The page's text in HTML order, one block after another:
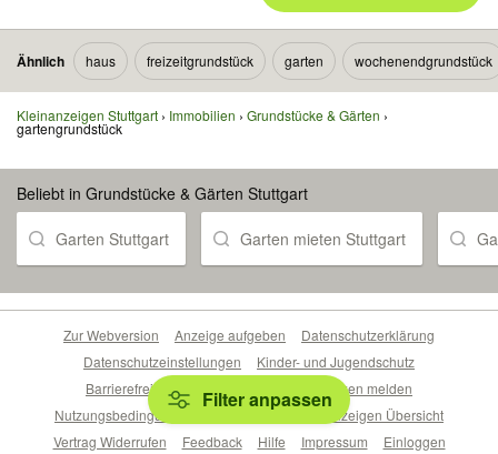
Ähnlich haus freizeitgrundstück garten wochenendgrundstück
Kleinanzeigen Stuttgart Immobilien Grundstücke & Gärten
gartengrundstück
Beliebt in Grundstücke & Gärten Stuttgart
Garten Stuttgart Garten mieten Stuttgart
Filter anpassen
Zur Webversion Anzeige aufgeben
Datenschutzerklärung
Datenschutzeinstellungen
Kinder- und Jugendschutz
Barrierefreiheitserklärung
Sicherheitslücken melden
Nutzungsbedingungen
Beliebte Suchen
Anzeigen Übersicht
Vertrag Widerrufen
Feedback Hilfe Impressum Einloggen